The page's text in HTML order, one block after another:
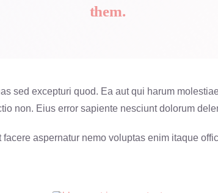
them.
sed excepturi quod. Ea aut qui harum
non. Eius error sapiente nesciunt dolorum
aspernatur nemo voluptas enim itaque